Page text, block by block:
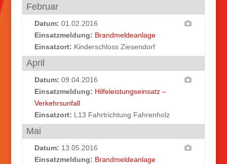
Februar
Datum: 01.02.2016
Einsatzmeldung: Brandmeldeanlage
Einsatzort: Kinderschloss Ziesendorf
April
Datum: 09.04.2016
Einsatzmeldung: Hilfeleistungseinsatz –
Verkehrsunfall
Einsatzort: L13 Fahrtrichtung Fahrenholz
Mai
Datum: 13.05.2016
Einsatzmeldung: Brandmeldeanlage